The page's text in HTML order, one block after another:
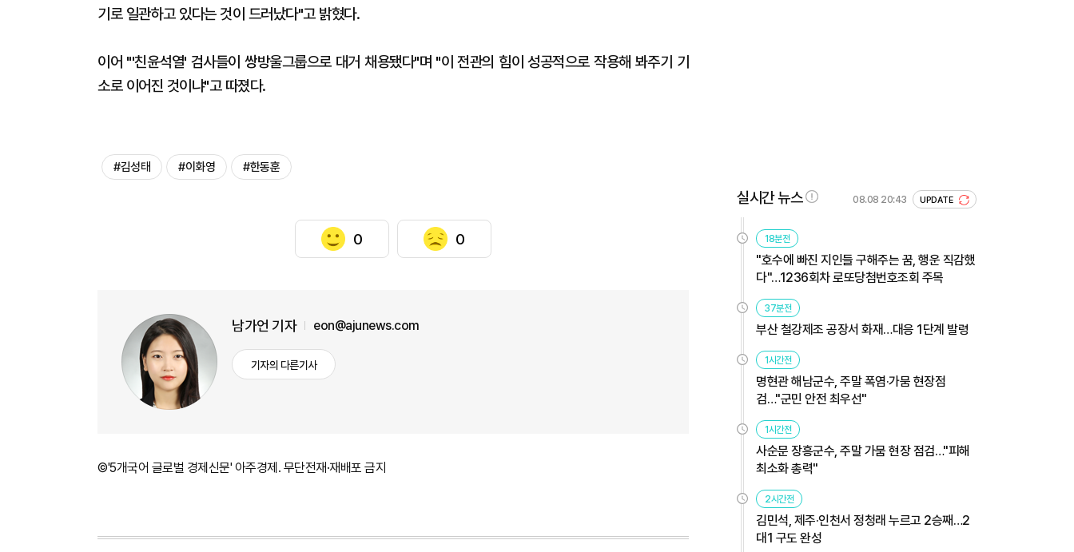
기로 일관하고 있다는 것이 드러났다"고 밝혔다.
이어 "'친윤석열' 검사들이 쌍방울그룹으로 대거 채용됐다"며 "이 전관의 힘이 성공적으로 작용해 봐주기 기
소로 이어진 것이냐"고 따졌다.
#김성태 #이화영 #한동훈
0 0
남가언 기자 eon@ajunews.com
기자의 다른기사
©'5개국어 글로벌 경제신문' 아주경제. 무단전재·재배포 금지
실시간 뉴스 08.08 20:43 UPDATE
18분전
"호수에 빠진 지인들 구해주는 꿈, 행운 직감했
다"…1236회차 로또당첨번호조회 주목
37분전
부산 철강제조 공장서 화재…대응 1단계 발령
1시간전
명현관 해남군수, 주말 폭염·가뭄 현장점
검…"군민 안전 최우선"
1시간전
사순문 장흥군수, 주말 가뭄 현장 점검…"피해
최소화 총력"
2시간전
김민석, 제주·인천서 정청래 누르고 2승째…2
대1 구도 완성